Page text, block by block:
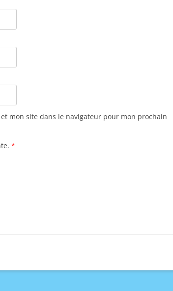
mon site dans le navigateur pour mon prochain
*